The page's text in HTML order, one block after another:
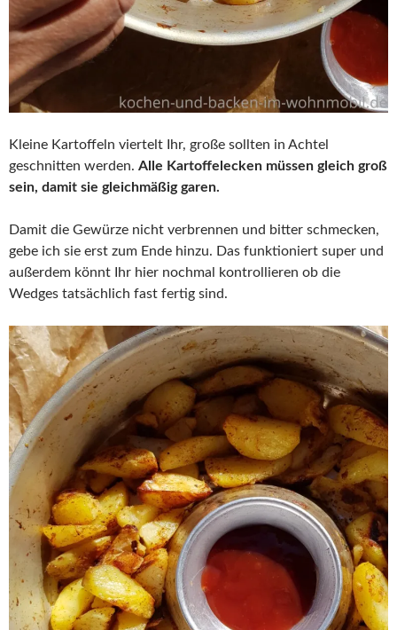
Kleine Kartoffeln viertelt Ihr, große sollten in Achtel
geschnitten werden. Alle Kartoffelecken müssen gleich groß
sein, damit sie gleichmäßig garen.
Damit die Gewürze nicht verbrennen und bitter schmecken,
gebe ich sie erst zum Ende hinzu. Das funktioniert super und
außerdem könnt Ihr hier nochmal kontrollieren ob die
Wedges tatsächlich fast fertig sind.